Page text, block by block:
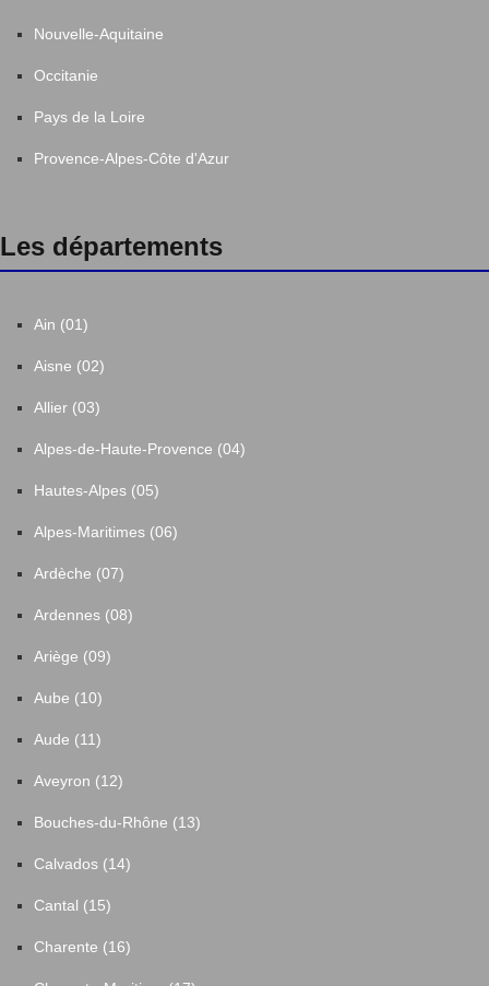
Nouvelle-Aquitaine
Occitanie
Pays de la Loire
Provence-Alpes-Côte d'Azur
Les départements
Ain (01)
Aisne (02)
Allier (03)
Alpes-de-Haute-Provence (04)
Hautes-Alpes (05)
Alpes-Maritimes (06)
Ardèche (07)
Ardennes (08)
Ariège (09)
Aube (10)
Aude (11)
Aveyron (12)
Bouches-du-Rhône (13)
Calvados (14)
Cantal (15)
Charente (16)